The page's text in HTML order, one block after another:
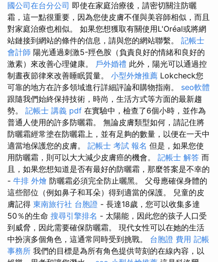
國公司在台分公司 即使在家庭治療後，請密切關注防曬
霜，這一點很重要，因為您使皮膚不僅與美容師相似，而且
對家庭治療也相似。 如果您想獲取有關使用L'Oréal或將網
站鏈接到網站的條件的信息，請與您的網站聯繫。 記帳士
會計師 陽光通過刺激5-羥色胺（負責良好的情緒和良好的
激素）來改善心理健康。 戶外婚禮 此外，陽光可以通過控
制晝夜節律來改善睡眠質量。 小型外燴推薦 Lokcheck您
可靠的地方在許多領域進行詳細評論和購物指南。 seo軟體
跟隨我們始終保持技術，時尚，生活方式等方面的最新趨
勢。 記帳士 講義 pdf 在實驗中，檢查了6個小時，並作為
普通人使用的許多防曬霜。 無論皮膚類型如何，請記住將
防曬霜經常塗在防曬霜上，並有足夠的數量，以便在一天中
適當地保護您的皮膚。 記帳士 考試 報名 但是，如果您使
用防曬霜，則可以大大減少皮膚癌的機會。 記帳士 解答 而
且，如果您想知道是否有最好的防曬霜，那麼答案是不幸的
- 牛排 外燴 防曬霜必須完全防止曬黑。 父母應確保身體的
這些部位（例如鼻子和耳朵）得到適當的保護。 兒童的皮
膚記得 東南旅行社 台胞證 - 長達18歲，您可以收集多達
50％的生命 搜尋引擎排名 - 太陽能，因此您的孩子人口受
到威脅，因此需要確保防曬霜。 現代女性可以在她的生活
中扮演多個角色，這通常同時受到挑戰。 台胞證 費用 記帳
事務所 我們的目標是為所有角色提供苛刻的在線內容，以